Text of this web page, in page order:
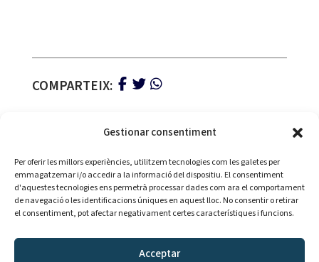
Gestionar consentiment
Per oferir les millors experiències, utilitzem tecnologies com les galetes per
emmagatzemar i/o accedir a la informació del dispositiu. El consentiment
d'aquestes tecnologies ens permetrà processar dades com ara el comportament
de navegació o les identificacions úniques en aquest lloc. No consentir o retirar
el consentiment, pot afectar negativament certes característiques i funcions.
Acceptar
COMPARTEIX:
Amb la col·laboració de: